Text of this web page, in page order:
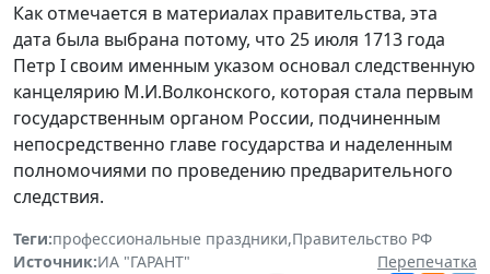
Как отмечается в материалах правительства, эта
дата была выбрана потому, что 25 июля 1713 года
Петр I своим именным указом основал следственную
канцелярию М.И.Волконского, которая стала первым
государственным органом России, подчиненным
непосредственно главе государства и наделенным
полномочиями по проведению предварительного
следствия.
Теги:профессиональные праздники,Правительство РФ
Источник:ИА "ГАРАНТ"
Перепечатка